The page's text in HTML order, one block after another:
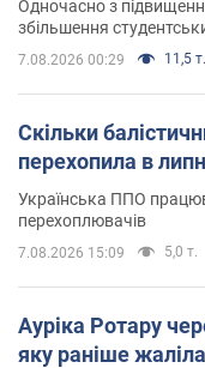
Одночасно з
збільшення
7.08.2026 00:29 11,5 т.
Скільки
перехопила в
Українська ППО
перехоплювачів
7.08.2026 15:09 5,0 т.
Ауріка Ротару
яку раніше